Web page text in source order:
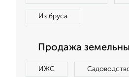
Из бруса
Продажа
ИЖС